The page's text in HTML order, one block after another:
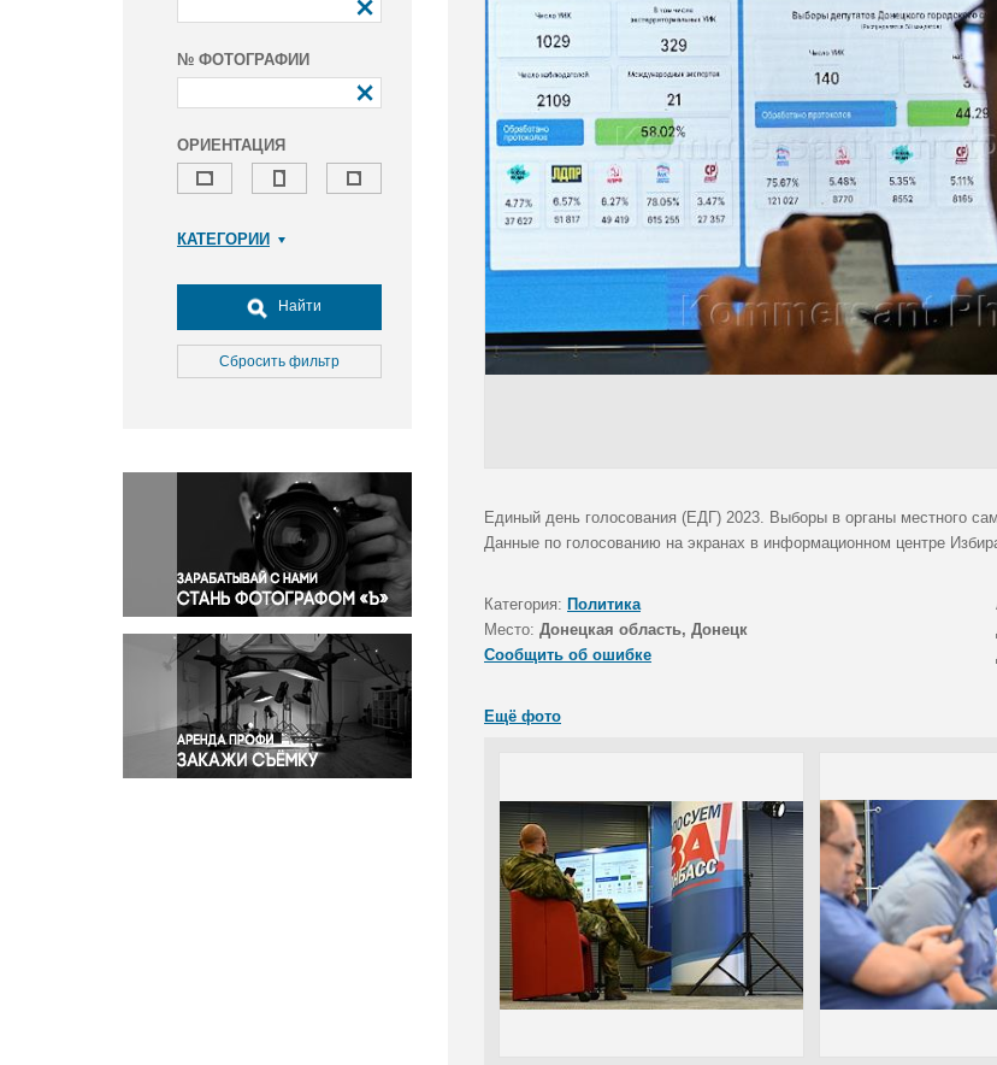
№ ФОТОГРАФИИ
ОРИЕНТАЦИЯ
КАТЕГОРИИ
Досуг, туризм и отдых
Культура
Медицина
Окружающая среда
Политика
Правосудие
Происшествия и конфликты
Религия
Светская жизнь
Спорт
Экология
Экономика и бизнес
Найти
Сбросить фильтр
Единый день голосования (ЕДГ) 2023. Выборы в органы местного
Данные по голосованию на экранах в информационном центре
Категория: Политика
Место: Донецкая область, Донецк
Сообщить об ошибке
Ещё фото